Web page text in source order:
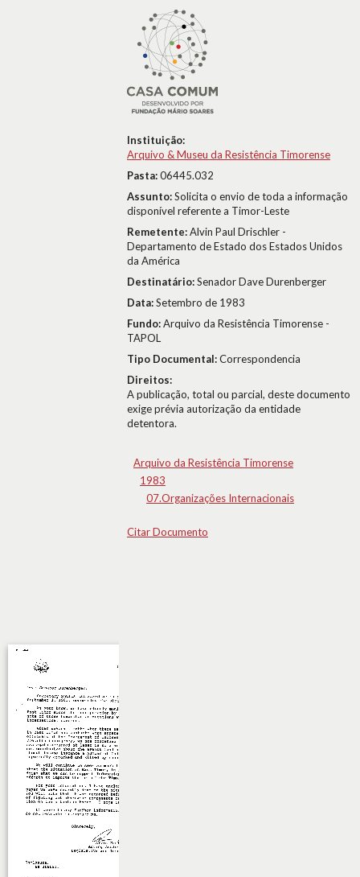
Instituição:
Arquivo & Museu da Resistência Timorense
Pasta:06445.032
Assunto:Solicita o envio de toda a informação
disponível referente a Timor-Leste
Remetente:Alvin Paul Drischler -
Departamento de Estado dos Estados Unidos
da América
Destinatário:Senador Dave Durenberger
Data:Setembro de 1983
Fundo:Arquivo da Resistência Timorense -
TAPOL
Tipo Documental:Correspondencia
Direitos:
A publicação, total ou parcial, deste documento
exige prévia autorização da entidade
detentora.
Arquivo da Resistência Timorense
1983
07.Organizações Internacionais
Citar Documento